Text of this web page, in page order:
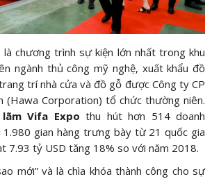
là chương trình sự kiện lớn nhất trong khu
ngành thủ công mỹ nghệ, xuất khẩu đồ
trí nhà cửa và đồ gỗ được Công ty CP
(Hawa Corporation) tổ chức thường niên.
Vifa Expo thu hút hơn 514 doanh
gian hàng trưng bày từ 21 quốc gia
7.93 tỷ USD tăng 18% so với năm 2018.
mới” và là chìa khóa thành công cho sự